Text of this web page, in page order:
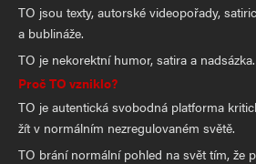
TO jsou texty, autorské videopořady,
a bublináže.
TO je nekorektní humor, satira a nadsázka.
Proč TO vzniklo?
TO je autentická svobodná platforma
žít v normálním nezregulovaném světě.
TO brání normální pohled na svět tím, že